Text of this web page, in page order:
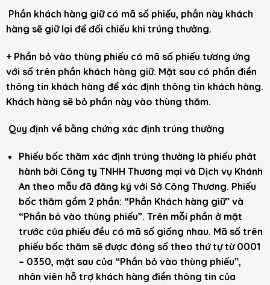
Phần khách hàng giữ có mã số phiếu, phần này khách
hàng sẽ giữ lại để đối chiếu khi trúng thưởng.
+ Phần bỏ vào thùng phiếu có mã số phiếu tương ứng
với số trên phần khách hàng giữ. Mặt sau có phần điền
thông tin khách hàng để xác định thông tin khách hàng.
Khách hàng sẽ bỏ phần này vào thùng thăm.
Quy định về bằng chứng xác định trúng thưởng
Phiếu bốc thăm xác định trúng thưởng là phiếu phát
hành bởi Công ty TNHH Thương mại và Dịch vụ Khánh
An theo mẫu đã đăng ký với Sở Công Thương. Phiếu
bốc thăm gồm 2 phần: “Phần Khách hàng giữ” và
“Phần bỏ vào thùng phiếu”. Trên mỗi phần ở mặt
trước của phiếu đều có mã số giống nhau. Mã số trên
phiếu bốc thăm sẽ được đóng số theo thứ tự từ 0001
– 0350, mặt sau của “Phần bỏ vào thùng phiếu”,
nhân viên hỗ trợ khách hàng điền thông tin của